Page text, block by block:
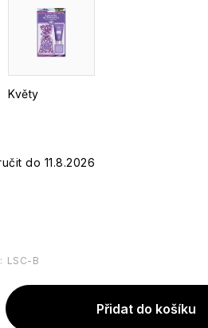
Květy
11.8.2026
LSC-B
Přidat do košíku